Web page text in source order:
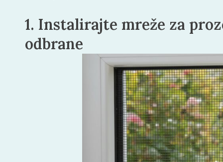
1. Instalirajte mreže za
odbrane